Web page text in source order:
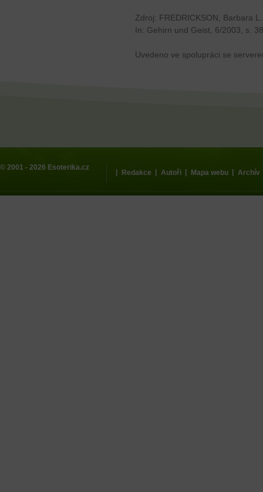
Zdroj: FREDRICKSON, Barbara
In: Gehirn und Geist, 6/2003, s.
Uvedeno ve spolupráci se
© 2001 - 2026 Esoterika.cz
| Redakce | Autoři | Mapa webu | Archív